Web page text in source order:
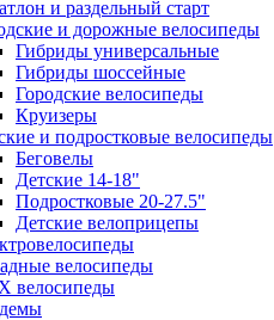
и раздельный старт
и дорожные велосипеды
Гибриды универсальные
Гибриды шоссейные
Городские велосипеды
Круизеры
и подростковые велосипеды
Беговелы
Детские 14-18"
Подростковые 20-27.5"
Детские велоприцепы
велосипеды
велосипеды